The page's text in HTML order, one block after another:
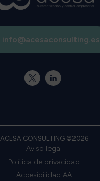
info@acesaconsulting.es
X
ACESA CONSULTING ©2026
Aviso legal
Política de privacidad
Accesibilidad AA